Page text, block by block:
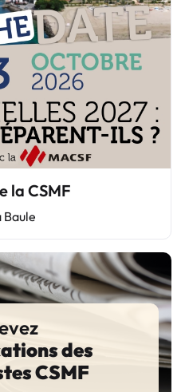
la CSMF
Baule
des
CSMF